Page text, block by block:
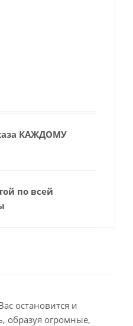
КАЖДОМУ
по всей
остановится и
образуя огромные,